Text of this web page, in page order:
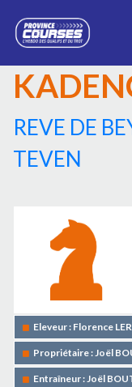
REVE DE
TEVEN
Eleveur : Florence
Propriétaire : Joël
Entraîneur : Joël